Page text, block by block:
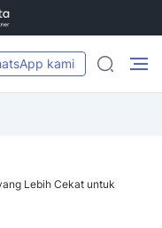
kami
Lebih Cekat untuk